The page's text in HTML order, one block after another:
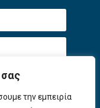
σας
την εμπειρία
και τους